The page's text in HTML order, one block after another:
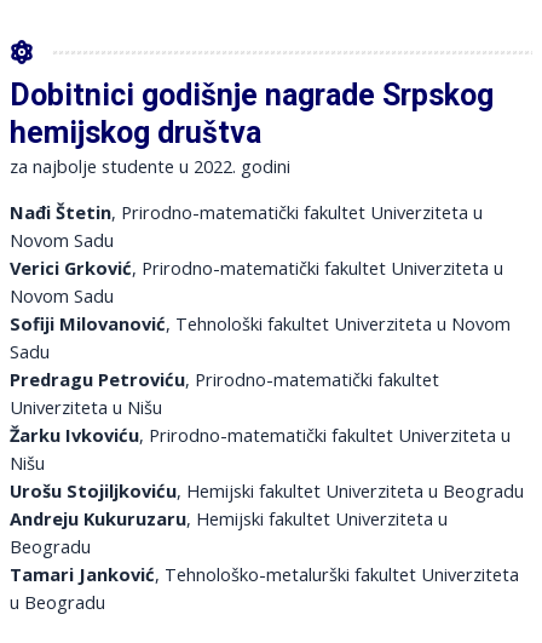
Dobitnici godišnje nagrade Srpskog
hemijskog društva
za najbolje studente u 2022. godini
Nađi Štetin, Prirodno-matematički fakultet Univerziteta u
Novom Sadu
Verici Grković, Prirodno-matematički fakultet Univerziteta u
Novom Sadu
Sofiji Milovanović, Tehnološki fakultet Univerziteta u Novom
Sadu
Predragu Petroviću, Prirodno-matematički fakultet
Univerziteta u Nišu
Žarku Ivkoviću, Prirodno-matematički fakultet Univerziteta u
Nišu
Urošu Stojiljkoviću, Hemijski fakultet Univerziteta u Beogradu
Andreju Kukuruzaru, Hemijski fakultet Univerziteta u
Beogradu
Tamari Janković, Tehnološko-metalurški fakultet Univerziteta
u Beogradu